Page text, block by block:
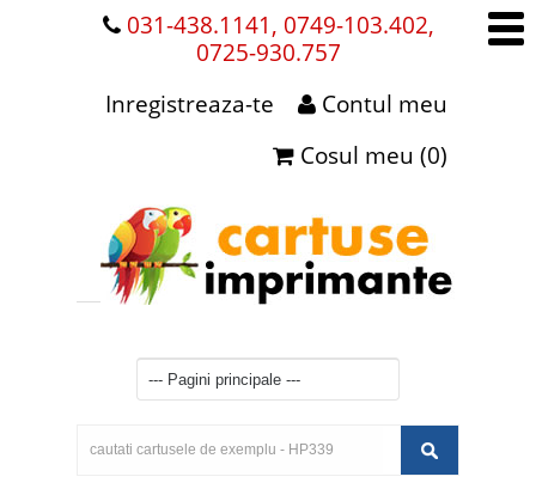
031-438.1141, 0749-103.402,
0725-930.757
Contul meu
Inregistreaza-te
Cosul meu (0)